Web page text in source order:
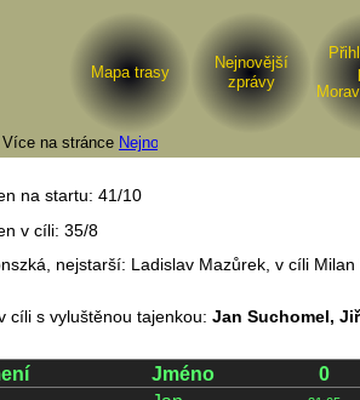
na stránceNejnovější zprávy
Mapa trasy
Nejnovější
zprávy
na startu: 41/10
v cíli: 35/8
nejstarší: Ladislav Mazůrek, v cíli Milan
cíli s vyluštěnou tajenkou: Jan Suchomel,
Jméno 0